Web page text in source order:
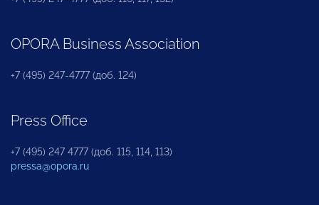
OPORA Business Association
+7 (495) 247-4777 (доб. 124)
Press Office
+7 (495) 247 4777 (доб. 115, 114, 113)
pressa@opora.ru